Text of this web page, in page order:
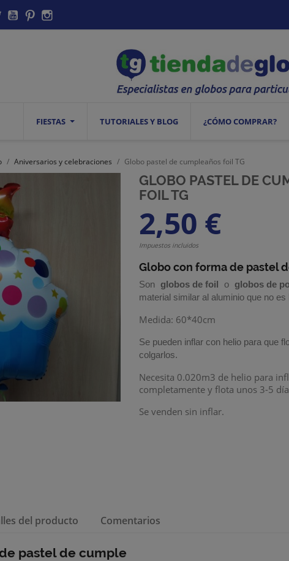
TwitterYouTubePinterest
FIESTAS TUTORIALES Y BLOG ¿CÓMO COMPRAR?
Aniversarios y celebraciones Globo pastel de cumpleaños foil TG
GLOBO PASTEL DE
FOIL TG
2,50 €
Impuestos incluidos
Globo con forma de pastel
Son globos de foil o globos de
material similar al aluminio que no es
Medida: 60*40cm
Se pueden inflar con helio para que
colgarlos.
Necesita 0.020m3 de helio para
completamente y flota unos 3-5
Se venden sin inflar.
del producto Comentarios
pastel de cumple